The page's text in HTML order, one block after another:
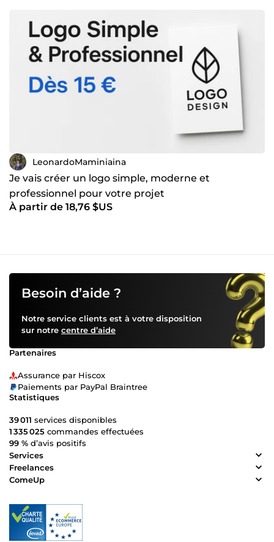
REST et mise en place de bases de données SQL (MySQL,
SQL Server) ou NoSQL (MongoDB). Je suis rigoureux,
autonome et je m'engage à vous livrer un travail de qualité
dans les délais. N'hésitez pas à me contacter pour discuter
de votre projet, je vous répondrai avec plaisir !
LeonardoMaminiaina
Je vais créer un logo simple, moderne et
professionnel pour votre projet
À partir de 18,76 $US
Besoin d’aide ?
Notre service clients est à votre disposition
sur notre centre d’aide
Partenaires
Assurance par Hiscox
Paiements par PayPal Braintree
Statistiques
39 011 services disponibles
1 335 025 commandes effectuées
99 % d’avis positifs
Services
Freelances
ComeUp